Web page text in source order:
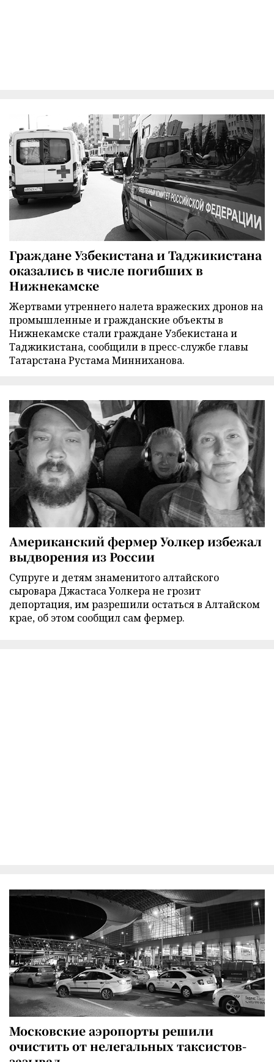
Граждане Узбекистана и Таджикистана
оказались в числе погибших в
Нижнекамске
Жертвами утреннего налета вражеских дронов на
промышленные и гражданские объекты в
Нижнекамске стали граждане Узбекистана и
Таджикистана, сообщили в пресс-службе главы
Татарстана Рустама Минниханова.
Американский фермер Уолкер избежал
выдворения из России
Супруге и детям знаменитого алтайского
сыровара Джастаса Уолкера не грозит
депортация, им разрешили остаться в Алтайском
крае, об этом сообщил сам фермер.
Московские аэропорты решили
очистить от нелегальных таксистов-